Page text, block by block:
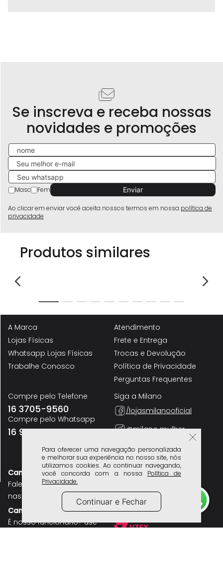
Para oferecer uma navegação personalizada
e melhorar sua experiência no nosso site, nós
utilizamos cookies. Ao continuar navegando,
você concorda com a nossa Política de
Privacidade.
Continuar e Fechar
Se inscreva e receba nossas
novidades e promoções
Masc Fem
Ao clicar em enviar você aceita nossos termos em nossa política de
privacidade
Produtos similares
Sandália Tipo Chinelo de Dedo Conforto Brilho Manta de Strass Feminino
Milano Ouro 14533
R$99,90 R$49,90